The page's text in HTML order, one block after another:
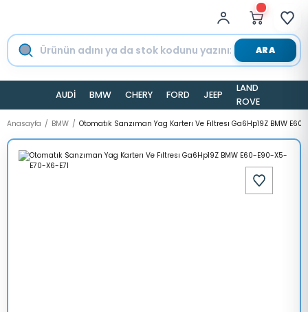
ARA
AUDİ BMW CHERY FORD JEEP
LAND
ROVER
Anasayfa BMW Otomatık Sanzıman Yag Karterı Ve Fıltresı Ga6Hp19Z BMW